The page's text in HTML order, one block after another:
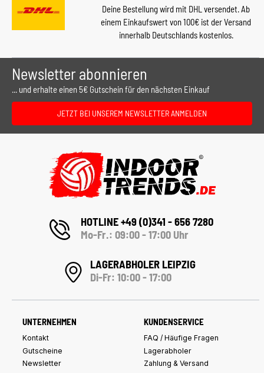
Deine Bestellung wird mit DHL versendet. Ab
einem Einkaufswert von 100€ ist der Versand
innerhalb Deutschlands kostenlos.
Newsletter abonnieren
... und erhalte einen 5€ Gutschein für den nächsten Einkauf
JETZT BEI UNSEREM NEWSLETTER ANMELDEN
HOTLINE +49 (0)341 - 656 7280
Mo-Fr.: 09:00 - 17:00 Uhr
LAGERABHOLER LEIPZIG
Di-Fr: 10:00 - 17:00
UNTERNEHMEN
Kontakt
Gutscheine
Newsletter
KUNDENSERVICE
FAQ / Häufige Fragen
Lagerabholer
Zahlung & Versand